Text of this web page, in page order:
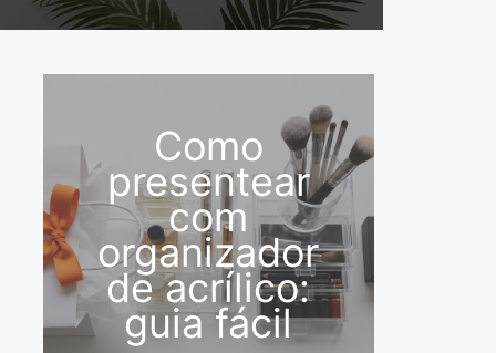
Como
presentear
com
organizador
de acrílico:
guia fácil